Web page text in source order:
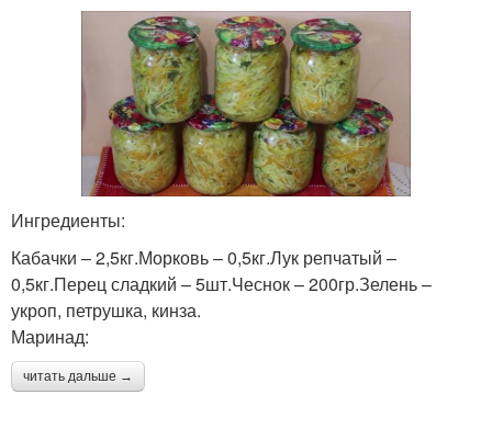
Ингредиенты:
Кабачки – 2,5кг.Морковь – 0,5кг.Лук репчатый –
0,5кг.Перец сладкий – 5шт.Чеснок – 200гр.Зелень –
укроп, петрушка, кинза.
Маринад:
читать дальше →